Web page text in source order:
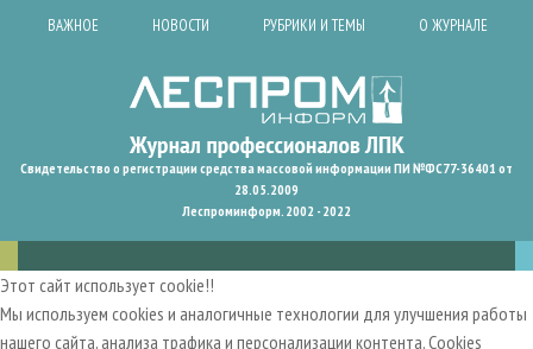
ВАЖНОЕ НОВОСТИ РУБРИКИ И ТЕМЫ О ЖУРНАЛЕ
Свидетельство о регистрации средства массовой информации ПИ №ФС77-36401 от
28.05.2009
Леспроминформ. 2002 - 2022
Этот сайт использует cookie!!
Мы используем cookies и аналогичные технологии для улучшения работы
нашего сайта, анализа трафика и персонализации контента. Cookies